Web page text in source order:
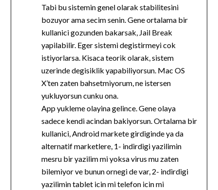
Tabi bu sistemin genel olarak stabilitesini
bozuyor ama secim senin. Gene ortalama bir
kullanici gozunden bakarsak, Jail Break
yapilabilir. Eger sistemi degistirmeyi cok
istiyorlarsa. Kisaca teorik olarak, sistem
uzerinde degisiklik yapabiliyorsun. Mac OS
X’ten zaten bahsetmiyorum, ne istersen
yukluyorsun cunku ona.
App yukleme olayina gelince. Gene olaya
sadece kendi acindan bakiyorsun. Ortalama bir
kullanici, Android markete girdiginde ya da
alternatif marketlere, 1- indirdigi yazilimin
mesru bir yazilim mi yoksa virus mu zaten
bilemiyor ve bunun ornegi de var, 2- indirdigi
yazilimin tablet icin mi telefon icin mi